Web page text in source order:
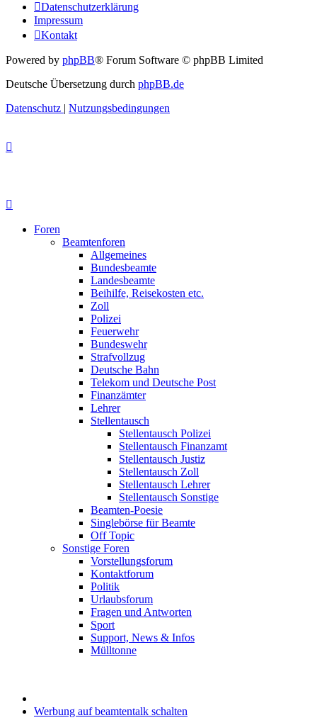
Datenschutzerklärung
Impressum
Kontakt
Powered by phpBB® Forum Software © phpBB Limited
Deutsche Übersetzung durch phpBB.de
Datenschutz | Nutzungsbedingungen
Foren
Beamtenforen
Allgemeines
Bundesbeamte
Landesbeamte
Beihilfe, Reisekosten etc.
Zoll
Polizei
Feuerwehr
Bundeswehr
Strafvollzug
Deutsche Bahn
Telekom und Deutsche Post
Finanzämter
Lehrer
Stellentausch
Stellentausch Polizei
Stellentausch Finanzamt
Stellentausch Justiz
Stellentausch Zoll
Stellentausch Lehrer
Stellentausch Sonstige
Beamten-Poesie
Singlebörse für Beamte
Off Topic
Sonstige Foren
Vorstellungsforum
Kontaktforum
Politik
Urlaubsforum
Fragen und Antworten
Sport
Support, News & Infos
Mülltonne
Werbung auf beamtentalk schalten